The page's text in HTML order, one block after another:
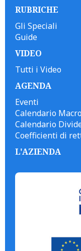
RUBRICHE
Gli Speciali
Guide
VIDEO
Tutti i Video
AGENDA
Eventi
Calendario Macro
Calendario
Coefficienti di
L'AZIENDA